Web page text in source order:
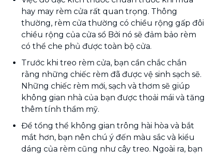
hay may rèm cửa rất quan trọng. Thông
thường, rèm cửa thường có chiều rộng gấp đôi
chiều rộng của cửa sổ Bởi nó sẽ đảm bảo rèm
có thể che phủ được toàn bộ cửa.
Trước khi treo rèm cửa, bạn cần chắc chắn
rằng những chiếc rèm đã được vệ sinh sạch sẽ.
Những chiếc rèm mới, sạch và thơm sẽ giúp
không gian nhà của bạn được thoải mái và tăng
thêm tính thẩm mỹ.
Để tổng thể không gian trông hài hòa và bắt
mắt hơn, bạn nên chú ý đến màu sắc và kiểu
dáng của rèm cũng như cây treo. Ngoài ra, bạn